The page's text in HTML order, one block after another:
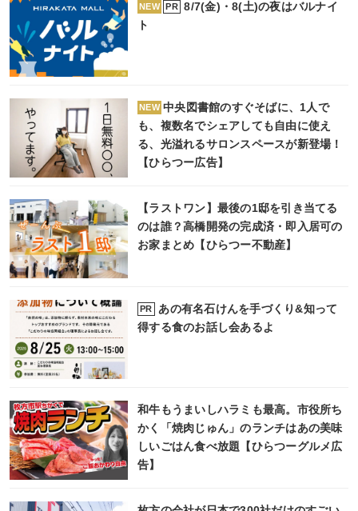
NEW PR
8/7(金)・8(土)の夜はバルナイ
ト
NEW 中央図書館のすぐそばに、1人で
も、複数名でシェアしても自由に使え
る、光溢れるサロンスペースが新登場！
【ひらつー広告】
【ラストワン】最後の1邸を引き当てる
のは誰？高橋開発の完成済・即入居可の
お家まとめ【ひらつー不動産】
PR
あの有名石けんを手づくり&知って
得する食のお話し会あるよ
和牛もうまいしハラミも最高。市役所ち
かく「焼肉じゅん」のランチはあの美味
しいごはん食べ放題【ひらつーグルメ広
告】